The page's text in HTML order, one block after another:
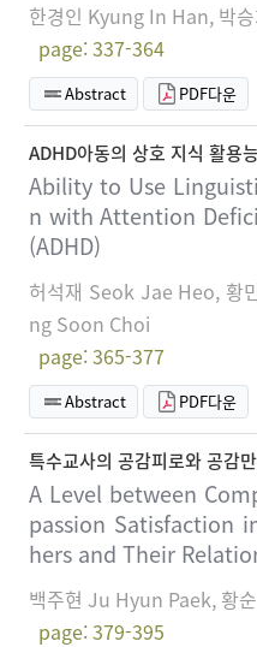
한경인 Kyung In Han, 박
page: 337-364
Abstract PDF다운
ADHD아동의 상호 지식 활용
Ability to Use
n with Attention
(ADHD)
허석재 Seok Jae Heo, 황
ng Soon Choi
page: 365-377
Abstract PDF다운
특수교사의 공감피로와 공감
A Level between
passion Satisfaction
hers and Their
백주현 Ju Hyun Paek, 황
page: 379-395